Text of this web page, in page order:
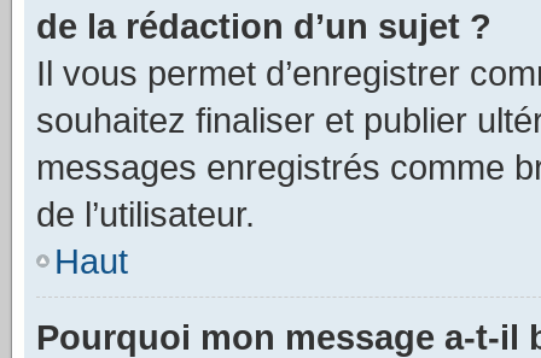
de la rédaction d’un sujet ?
Il vous permet d’enregistrer
souhaitez finaliser et publier
messages enregistrés comme
de l’utilisateur.
Haut
Pourquoi mon message a-t-il